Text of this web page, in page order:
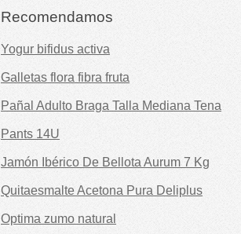
Recomendamos
Yogur bifidus activa
Galletas flora fibra fruta
Pañal Adulto Braga Talla Mediana Tena
Pants 14U
Jamón Ibérico De Bellota Aurum 7 Kg
Quitaesmalte Acetona Pura Deliplus
Optima zumo natural